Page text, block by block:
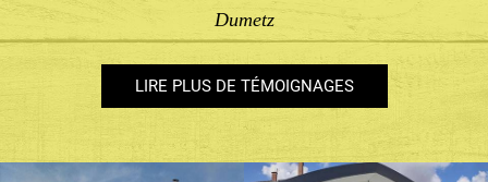
Dumetz
LIRE PLUS DE TÉMOIGNAGES